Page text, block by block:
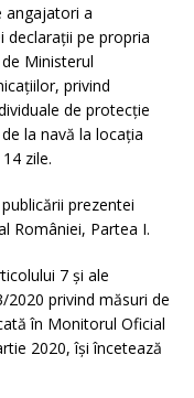
angajatori a
declarații pe propria
Ministerul
privind
de protecție
la navă la locația
zile.
prezentei
României, Partea I.
7 și ale
privind măsuri de
în Monitorul Oficial
2020, își încetează